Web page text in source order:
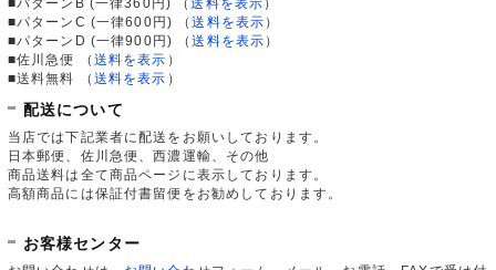
■パターンC (一律600円)
（送料を表示 ）
■パターンD (一律900円)
（送料を表示 ）
■佐川急便
（ 送料を表示 ）
■送料無料
（ 送料を表示 ）
配送について
当店では下記業者に配送をお願いしております。
日本郵便、佐川急便、西濃運輸、その他
商品送料は全て商品ページに表示しております。
高額商品には保証付書留便をお勧めしております。
お客様センター